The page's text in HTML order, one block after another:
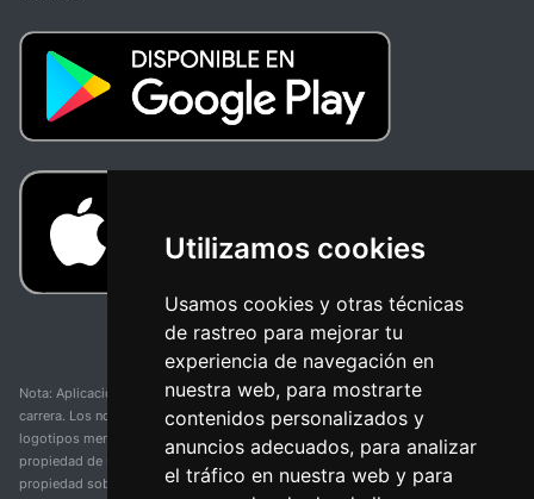
Utilizamos cookies
Usamos cookies y otras técnicas
de rastreo para mejorar tu
experiencia de navegación en
nuestra web, para mostrarte
contenidos personalizados y
anuncios adecuados, para analizar
el tráfico en nuestra web y para
Nota: Aplicación y web no oficial y no relacionada con ninguna organización o
carrera. Los nombres de equipos, competiciones, marcas comerciales y
logotipos mencionados en esta página de resultados de ciclismo son
propiedad de sus respectivos dueños. No tenemos afiliación, patrocinio ni
propiedad sobre estas marcas comerciales. Toda la información proporcionada